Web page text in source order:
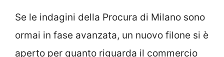
Se le indagini della Procura di Milano sono
ormai in fase avanzata, un nuovo filone si è
aperto per quanto riguarda il commercio